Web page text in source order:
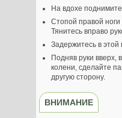
На вдохе
Стопой правой
Тянитесь вправо
Задержитесь в этой
Подняв руки вверх,
колени, сделайте
другую сторону.
ВНИМАНИЕ